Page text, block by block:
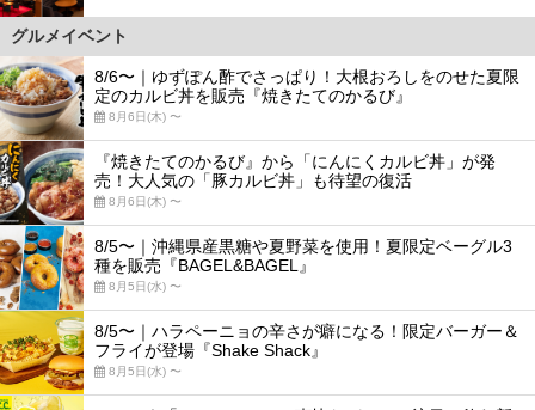
グルメイベント
8/6〜｜ゆずぽん酢でさっぱり！大根おろしをのせた夏限
定のカルビ丼を販売『焼きたてのかるび』
8月6日(木) 〜
『焼きたてのかるび』から「にんにくカルビ丼」が発
売！大人気の「豚カルビ丼」も待望の復活
8月6日(木) 〜
8/5〜｜沖縄県産黒糖や夏野菜を使用！夏限定ベーグル3
種を販売『BAGEL&BAGEL』
8月5日(水) 〜
8/5〜｜ハラペーニョの辛さが癖になる！限定バーガー＆
フライが登場『Shake Shack』
8月5日(水) 〜